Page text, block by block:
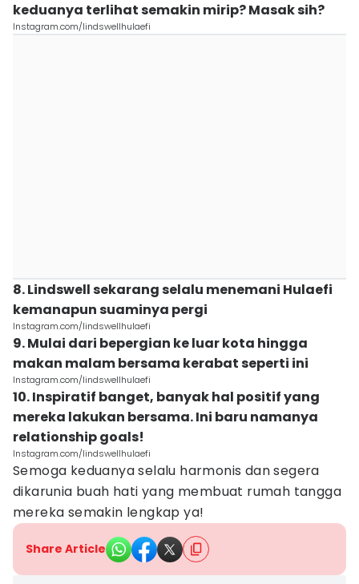
keduanya terlihat semakin mirip? Masak sih?
Instagram.com/lindswellhulaefi
8. Lindswell sekarang selalu menemani Hulaefi
kemanapun suaminya pergi
Instagram.com/lindswellhulaefi
9. Mulai dari bepergian ke luar kota hingga
makan malam bersama kerabat seperti ini
Instagram.com/lindswellhulaefi
10. Inspiratif banget, banyak hal positif yang
mereka lakukan bersama. Ini baru namanya
relationship goals!
Instagram.com/lindswellhulaefi
Semoga keduanya selalu harmonis dan segera
dikarunia buah hati yang membuat rumah tangga
mereka semakin lengkap ya!
Share Article